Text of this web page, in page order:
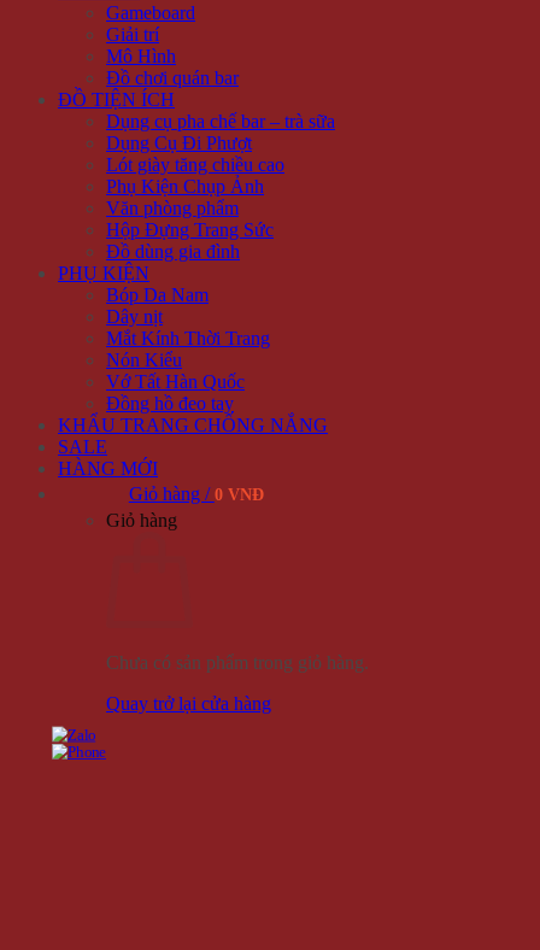
Gameboard
Giải trí
Mô Hình
Đồ chơi quán bar
ĐỒ TIỆN ÍCH
Dụng cụ pha chế bar – trà sữa
Dụng Cụ Đi Phượt
Lót giày tăng chiều cao
Phụ Kiện Chụp Ảnh
Văn phòng phẩm
Hộp Đựng Trang Sức
Đồ dùng gia đình
PHỤ KIỆN
Bóp Da Nam
Dây nịt
Mắt Kính Thời Trang
Nón Kiểu
Vớ Tất Hàn Quốc
Đồng hồ đeo tay
KHẨU TRANG CHỐNG NẮNG
SALE
HÀNG MỚI
Giỏ hàng / 0 VNĐ
Giỏ hàng
Chưa có sản phẩm trong giỏ hàng.
Quay trở lại cửa hàng